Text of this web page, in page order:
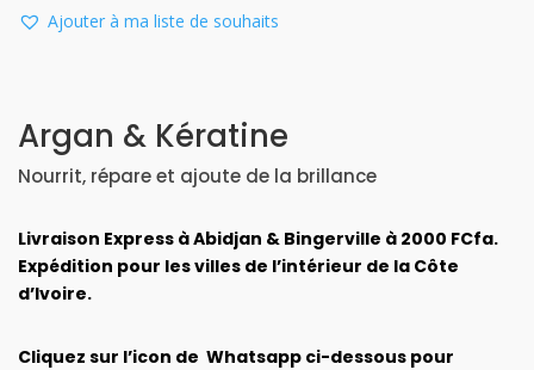
CHEVEUX
KERATINE
Ajouter à ma liste de souhaits
Argan & Kératine
Nourrit, répare et ajoute de la brillance
Livraison Express à Abidjan & Bingerville à 2000 FCfa.
Expédition pour les villes de l’intérieur de la Côte
d’Ivoire.
Cliquez sur l’icon de Whatsapp ci-dessous pour